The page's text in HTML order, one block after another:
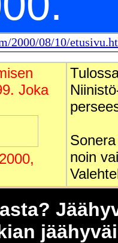
2000/08/10/
Joka
noin